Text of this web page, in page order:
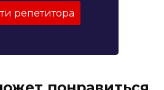
репетитора